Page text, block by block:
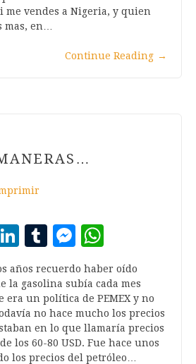
me vendes a Nigeria, y quien
mas, en…
Continue Reading →
LinkedIn
Tumblr
Messenger
años recuerdo haber oído
la gasolina subía cada mes
era un política de PEMEX y no
no hace mucho los precios
en lo que llamaría precios
los 60-80 USD. Fue hace unos
los precios del petróleo…